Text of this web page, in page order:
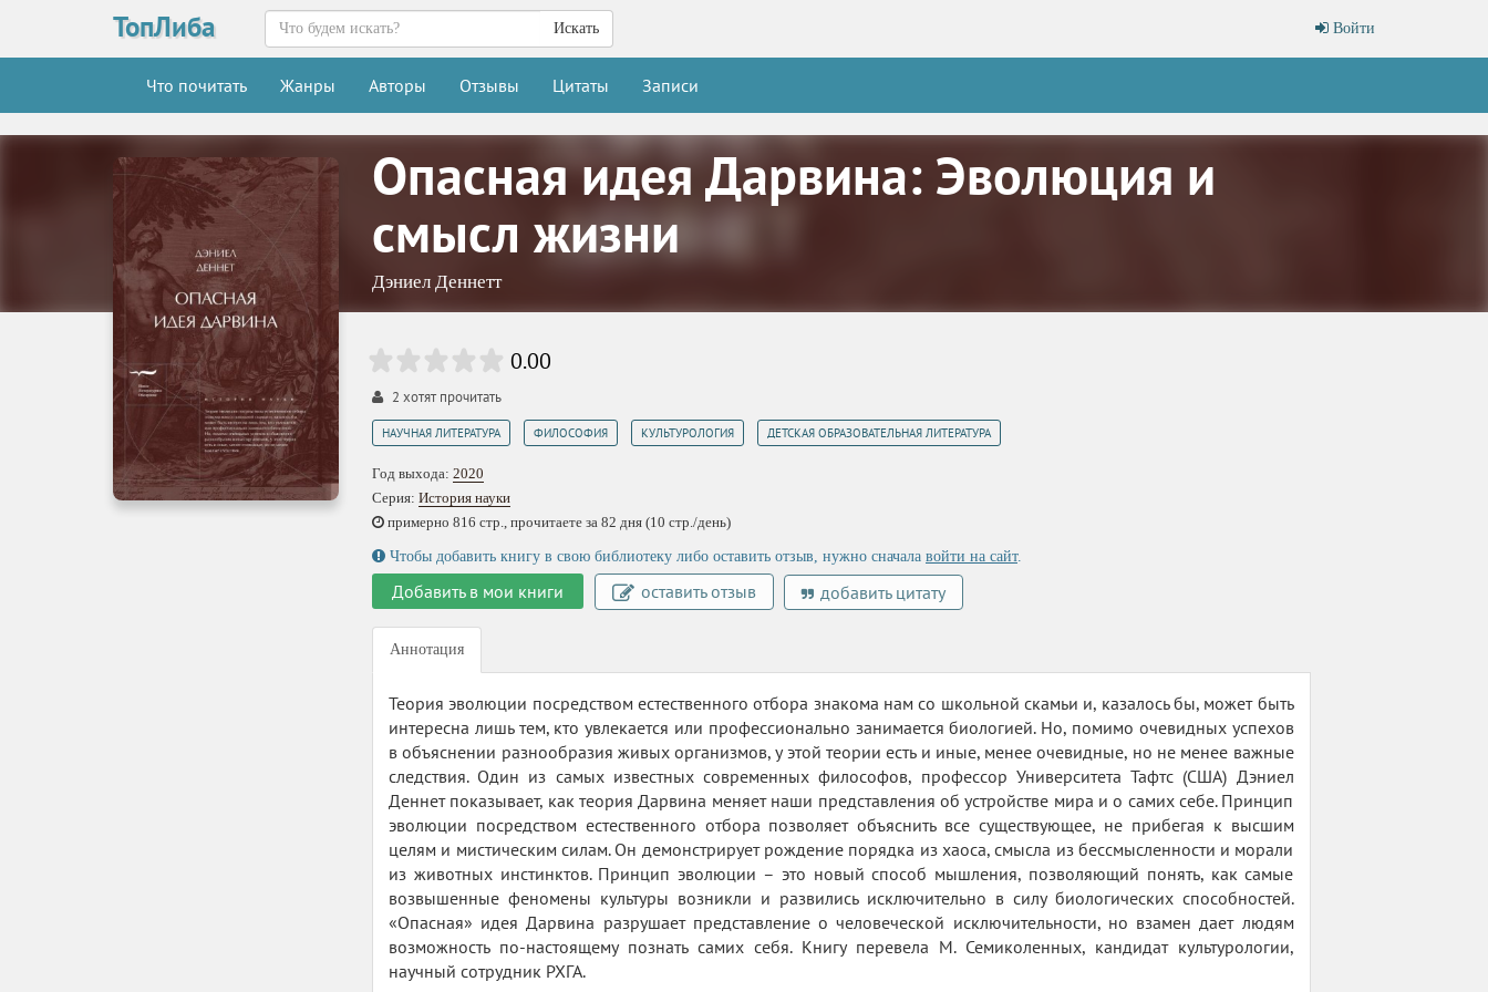
ТопЛиба Войти
Искать
Что почитать Жанры Авторы Отзывы Цитаты Записи
Опасная идея Дарвина: Эволюция и
смысл жизни
Дэниел Деннетт
0.00
2 хотят прочитать
НАУЧНАЯ ЛИТЕРАТУРА ФИЛОСОФИЯ КУЛЬТУРОЛОГИЯ ДЕТСКАЯ ОБРАЗОВАТЕЛЬНАЯ ЛИТЕРАТУРА
Год выхода: 2020
Серия: История науки
примерно 816 стр., прочитаете за 82 дня (10 стр./день)
Чтобы добавить книгу в свою библиотеку либо оставить отзыв, нужно сначала войти на сайт.
Добавить в мои книги оставить отзыв добавить цитату
Аннотация
Теория эволюции посредством естественного отбора знакома нам со школьной скамьи и, казалось бы, может быть
интересна лишь тем, кто увлекается или профессионально занимается биологией. Но, помимо очевидных успехов
в объяснении разнообразия живых организмов, у этой теории есть и иные, менее очевидные, но не менее важные
следствия. Один из самых известных современных философов, профессор Университета Тафтс (США) Дэниел
Деннет показывает, как теория Дарвина меняет наши представления об устройстве мира и о самих себе. Принцип
эволюции посредством естественного отбора позволяет объяснить все существующее, не прибегая к высшим
целям и мистическим силам. Он демонстрирует рождение порядка из хаоса, смысла из бессмысленности и морали
из животных инстинктов. Принцип эволюции – это новый способ мышления, позволяющий понять, как самые
возвышенные феномены культуры возникли и развились исключительно в силу биологических способностей.
«Опасная» идея Дарвина разрушает представление о человеческой исключительности, но взамен дает людям
возможность по-настоящему познать самих себя. Книгу перевела М. Семиколенных, кандидат культурологии,
научный сотрудник РХГА.